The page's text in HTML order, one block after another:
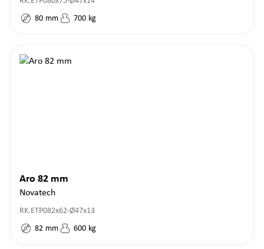
80 mm 700 kg
Aro 82 mm
Novatech
RK.ETP082x62-Ø47x13
82 mm 600 kg